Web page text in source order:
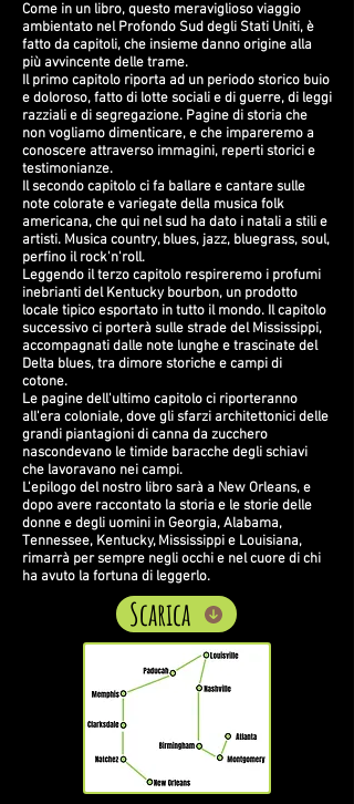
Come in un libro, questo meraviglioso viaggio
ambientato nel Profondo Sud degli Stati Uniti, è
fatto da capitoli, che insieme danno origine alla
più avvincente delle trame.
Il primo capitolo riporta ad un periodo storico buio
e doloroso, fatto di lotte sociali e di guerre, di leggi
razziali e di segregazione. Pagine di storia che
non vogliamo dimenticare, e che impareremo a
conoscere attraverso immagini, reperti storici e
testimonianze.
Il secondo capitolo ci fa ballare e cantare sulle
note colorate e variegate della musica folk
americana, che qui nel sud ha dato i natali a stili e
artisti. Musica country, blues, jazz, bluegrass, soul,
perfino il rock'n'roll.
Leggendo il terzo capitolo respireremo i profumi
inebrianti del Kentucky bourbon, un prodotto
locale tipico esportato in tutto il mondo. Il capitolo
successivo ci porterà sulle strade del Mississippi,
accompagnati dalle note lunghe e trascinate del
Delta blues, tra dimore storiche e campi di
cotone.
Le pagine dell'ultimo capitolo ci riporteranno
all'era coloniale, dove gli sfarzi architettonici delle
grandi piantagioni di canna da zucchero
nascondevano le timide baracche degli schiavi
che lavoravano nei campi.
L'epilogo del nostro libro sarà a New Orleans, e
dopo avere raccontato la storia e le storie delle
donne e degli uomini in Georgia, Alabama,
Tennessee, Kentucky, Mississippi e Louisiana,
rimarrà per sempre negli occhi e nel cuore di chi
ha avuto la fortuna di leggerlo.
Scarica